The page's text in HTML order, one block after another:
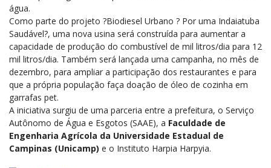
água.
Como parte do projeto ?Biodiesel Urbano ? Por uma Indaiatuba
Saudável?, uma nova usina será construída para aumentar a
capacidade de produção do combustível de mil litros/dia para 12
mil litros/dia. Também será lançada uma campanha, no mês de
dezembro, para ampliar a participação dos restaurantes e para
que a própria população faça doação de óleo de cozinha em
garrafas pet.
A iniciativa surgiu de uma parceria entre a prefeitura, o Serviço
Autônomo de Água e Esgotos (SAAE), a Faculdade de
Engenharia Agrícola da Universidade Estadual de
Campinas (Unicamp) e o Instituto Harpia Harpyia.